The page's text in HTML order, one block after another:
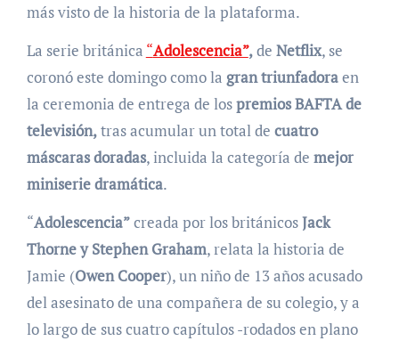
más visto de la historia de la plataforma.
La serie británica “Adolescencia”,de Netflix, se
coronó este domingo como la gran triunfadoraen
la ceremonia de entrega de lospremios BAFTA de
televisión,tras acumular un total de cuatro
máscaras doradas, incluida la categoría de mejor
miniserie dramática.
“Adolescencia”creada por los británicosJack
Thorney Stephen Graham, relata la historia de
Jamie (Owen Cooper), un niño de 13 años acusado
del asesinato de una compañera de su colegio, y a
lo largo de sus cuatro capítulos -rodados en plano